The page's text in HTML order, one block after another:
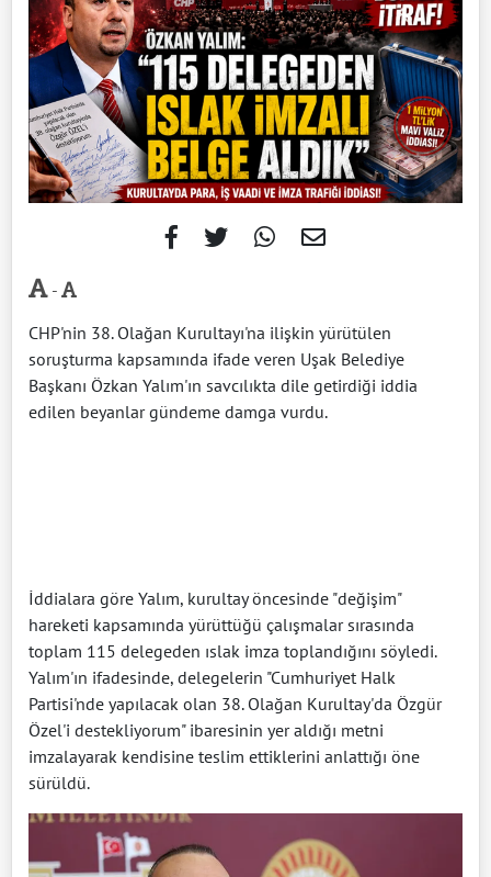
-
CHP'nin 38. Olağan Kurultayı'na ilişkin yürütülen
soruşturma kapsamında ifade veren Uşak Belediye
Başkanı Özkan Yalım'ın savcılıkta dile getirdiği iddia
edilen beyanlar gündeme damga vurdu.
İddialara göre Yalım, kurultay öncesinde "değişim"
hareketi kapsamında yürüttüğü çalışmalar sırasında
toplam 115 delegeden ıslak imza toplandığını söyledi.
Yalım'ın ifadesinde, delegelerin "Cumhuriyet Halk
Partisi'nde yapılacak olan 38. Olağan Kurultay'da Özgür
Özel'i destekliyorum" ibaresinin yer aldığı metni
imzalayarak kendisine teslim ettiklerini anlattığı öne
sürüldü.